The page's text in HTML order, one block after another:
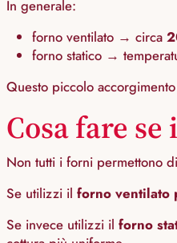
In generale:
forno ventilato → circa
forno statico →
Questo piccolo
Cosa fare
Non tutti i forni permettono
Se utilizzi il forno ventilato
Se invece utilizzi il forno